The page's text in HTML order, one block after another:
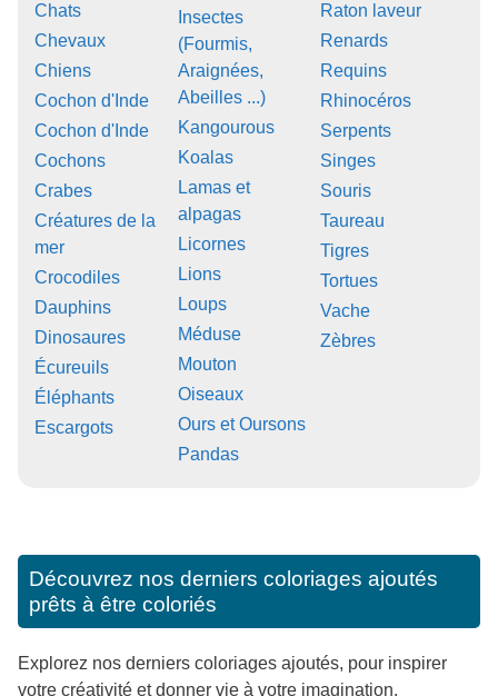
Chats
Chevaux
Chiens
Cochon d'Inde
Cochon d'Inde
Cochons
Crabes
Créatures de la
mer
Crocodiles
Dauphins
Dinosaures
Écureuils
Éléphants
Escargots
Insectes
(Fourmis,
Araignées,
Abeilles ...)
Kangourous
Koalas
Lamas et
alpagas
Licornes
Lions
Loups
Méduse
Mouton
Oiseaux
Ours et Oursons
Pandas
Raton laveur
Renards
Requins
Rhinocéros
Serpents
Singes
Souris
Taureau
Tigres
Tortues
Vache
Zèbres
Découvrez nos derniers coloriages ajoutés
prêts à être coloriés
Explorez nos derniers coloriages ajoutés, pour inspirer
votre créativité et donner vie à votre imagination.